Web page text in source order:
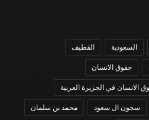
السعودية القطيف
حقوق الانسان
الانسان في الجزيرة العربية
سجون ال سعود محمد بن سلمان